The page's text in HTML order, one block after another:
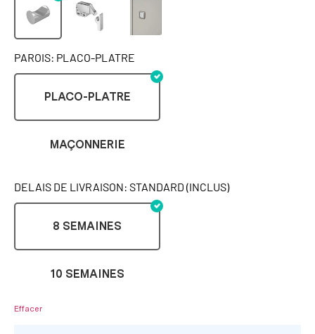
PAROIS: PLACO-PLATRE
PLACO-PLATRE
MAÇONNERIE
DELAIS DE LIVRAISON: STANDARD (INCLUS)
8 SEMAINES
10 SEMAINES
Effacer